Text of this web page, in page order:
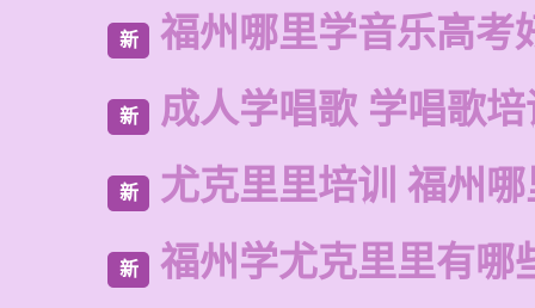
新 福州哪里学音乐高考
新 成人学唱歌 学唱歌培
新 尤克里里培训 福州
新 福州学尤克里里有哪